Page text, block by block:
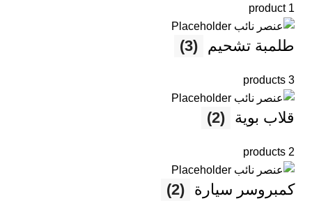
1 product
طلمبة تشحيم (3)
3 products
قلاب بوية (2)
2 products
كمبروسر سيارة (2)